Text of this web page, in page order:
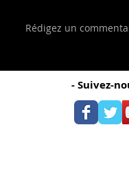
Rédigez un
- Suivez-